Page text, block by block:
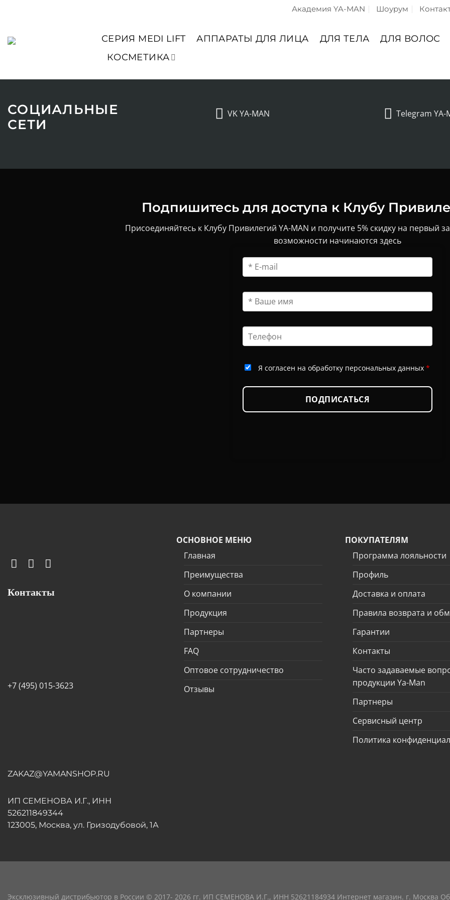
Академия YA-MAN Шоурум
СЕРИЯ MEDI LIFT АППАРАТЫ ДЛЯ ЛИЦА ДЛЯ ТЕЛА ДЛЯ ВОЛОС
КОСМЕТИКА
СОЦИАЛЬНЫЕ
СЕТИ
VK YA-MAN Telegram YA-
Подпишитесь для доступа к Клубу
Присоединяйтесь к Клубу Привилегий YA-MAN и получите 5% скидку на первый
возможности начинаются здесь
Я согласен на обработку персональных данных *
ПОДПИСАТЬСЯ
Контакты
+7 (495) 015-3623
ZAKAZ@YAMANSHOP.RU
ИП СЕМЕНОВА И.Г., ИНН
526211849344
123005, Москва, ул. Гризодубовой, 1А
ОСНОВНОЕ МЕНЮ
Главная
Преимущества
О компании
Продукция
Партнеры
FAQ
Оптовое сотрудничество
Отзывы
ПОКУПАТЕЛЯМ
Программа лояльности
Профиль
Доставка и оплата
Правила возврата и
Гарантии
Контакты
Часто задаваемые
продукции Ya-Man
Партнеры
Сервисный центр
Политика
Эксклюзивный дистрибьютор в России © 2017- 2026 гг. ИП СЕМЕНОВА И.Г., ИНН 52621184934 Интернет магазин. г. Москва